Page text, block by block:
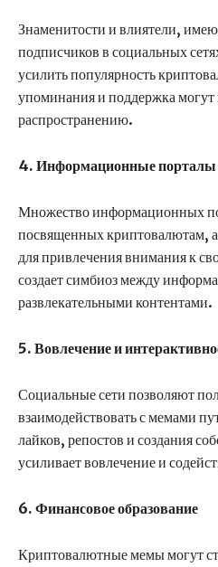
Знаменитости и влиятели,
подписчиков в социальных
усилить популярность
упоминания и поддержка
распространению.
4. Информационные порталы
Множество информационных
посвященных криптовалютам,
для привлечения внимания к
создает симбиоз между
развлекательными контентами.
5. Вовлечение и
Социальные сети позволяют
взаимодействовать с мемами
лайков, репостов и создания
усиливает вовлечение и
6. Финансовое образование
Криптовалютные мемы могут